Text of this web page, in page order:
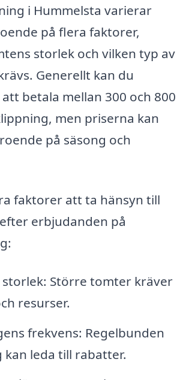
i Hummelsta varierar
på flera faktorer,
storlek och vilken typ av
Generellt kan du
betala mellan 300 och 800
men priserna kan
på säsong och
faktorer att ta hänsyn till
erbjudanden på
storlek: Större tomter kräver
resurser.
frekvens: Regelbunden
kan leda till rabatter.